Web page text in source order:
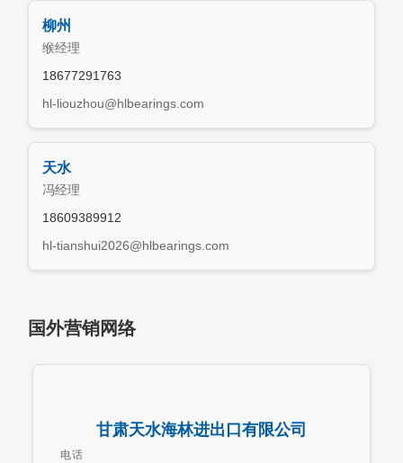
柳州
缑经理
18677291763
hl-liouzhou@hlbearings.com
天水
冯经理
18609389912
hl-tianshui2026@hlbearings.com
国外营销网络
甘肃天水海林进出口有限公司
电话